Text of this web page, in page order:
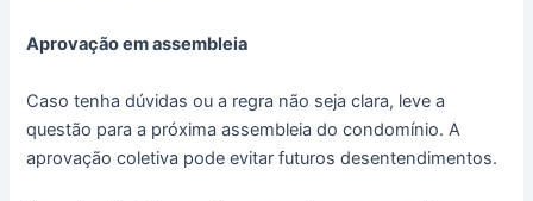
Aprovação em assembleia
Caso tenha dúvidas ou a regra não seja clara, leve a
questão para a próxima assembleia do condomínio. A
aprovação coletiva pode evitar futuros desentendimentos.